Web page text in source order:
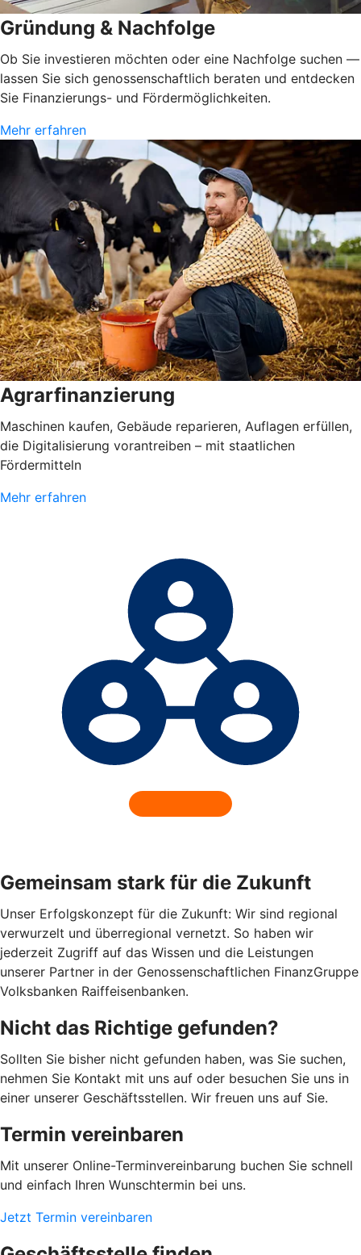
Gründung & Nachfolge
Ob Sie investieren möchten oder eine Nachfolge suchen —
lassen Sie sich genossenschaftlich beraten und entdecken
Sie Finanzierungs- und Fördermöglichkeiten.
Mehr erfahren
Agrarfinanzierung
Maschinen kaufen, Gebäude reparieren, Auflagen erfüllen,
die Digitalisierung vorantreiben – mit staatlichen
Fördermitteln
Mehr erfahren
Gemeinsam stark für die Zukunft
Unser Erfolgskonzept für die Zukunft: Wir sind regional
verwurzelt und überregional vernetzt. So haben wir
jederzeit Zugriff auf das Wissen und die Leistungen
unserer Partner in der Genossenschaftlichen FinanzGruppe
Volksbanken Raiffeisenbanken.
Nicht das Richtige gefunden?
Sollten Sie bisher nicht gefunden haben, was Sie suchen,
nehmen Sie Kontakt mit uns auf oder besuchen Sie uns in
einer unserer Geschäftsstellen. Wir freuen uns auf Sie.
Termin vereinbaren
Mit unserer Online-Terminvereinbarung buchen Sie schnell
und einfach Ihren Wunschtermin bei uns.
Jetzt Termin vereinbaren